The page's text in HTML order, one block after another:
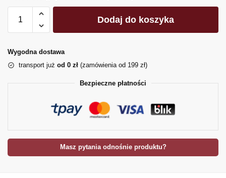
Dodaj do koszyka
Wygodna dostawa
transport już od 0 zł (zamówienia od 199 zł)
Bezpieczne płatności
Masz pytania odnośnie produktu?